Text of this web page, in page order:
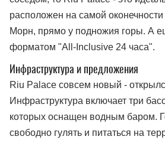
расположен на самой
Морн, прямо у подножия горы. А
форматом "All-Inclusive 24 часа".
Инфраструктура и предложения
Riu Palacе совсем новый -
Инфраструктура включает три
которых оснащен водным баром.
свободно гулять и питаться на